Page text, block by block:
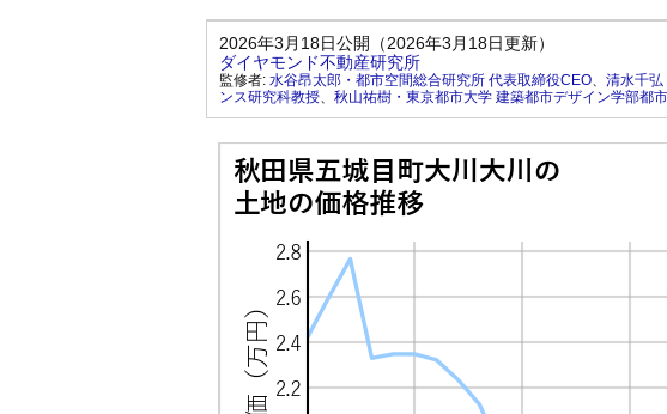
2026年3月18日公開（2026年3月18日更新）
ダイヤモンド不動産研究所
監修者: 水谷昂太郎・都市空間総合研究所 代表取締役CEO、 清水千弘
ンス研究科教授、 秋山祐樹・東京都市大学 建築都市デザイン学部都